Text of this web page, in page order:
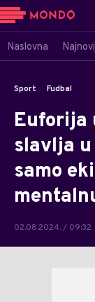
Naslovna
Sport Fudbal
Euforija
slavlja u
samo
02.08.2024. / 09:32